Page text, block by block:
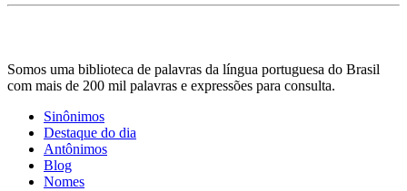
Somos uma biblioteca de palavras da língua portuguesa do Brasil
com mais de 200 mil palavras e expressões para consulta.
Sinônimos
Destaque do dia
Antônimos
Blog
Nomes